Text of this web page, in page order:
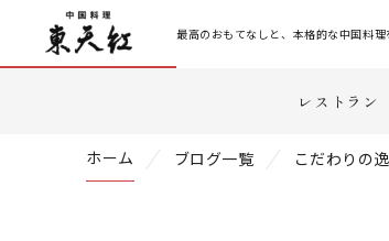
最高のおもてなしと、本格的な中国料理
レストラン
ホーム ブログ一覧 こだわりの